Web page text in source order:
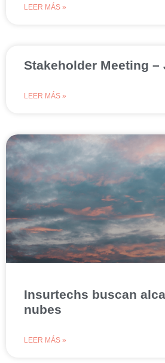
LEER MÁS »
Stakeholder Meeting –
LEER MÁS »
Insurtechs buscan
nubes
LEER MÁS »